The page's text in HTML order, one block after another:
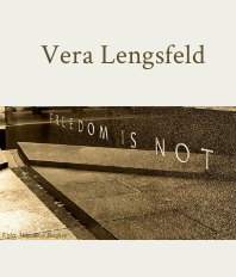
Vera Lengsfeld